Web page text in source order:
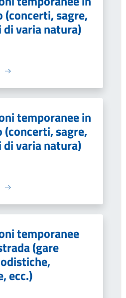
(concerti, sagre,
varia natura)
temporanee in
(concerti, sagre,
varia natura)
temporanee
(gare
ecc.)